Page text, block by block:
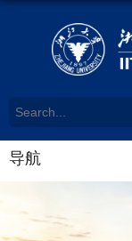
导航